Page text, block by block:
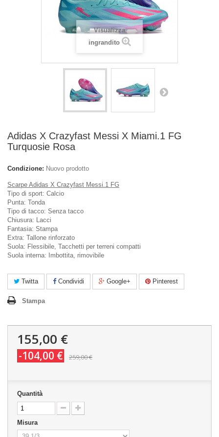
Visualizza
ingrandito
Adidas X Crazyfast Messi X Miami.1 FG
Turquosie Rosa
Condizione: Nuovo prodotto
Scarpe Adidas X Crazyfast Messi.1 FG
Tipo di sport: Calcio
Punta: Tonda
Tipo di tacco: Senza tacco
Chiusura: Lacci
Fantasia: Stampa
Extra: Tallone rinforzato
Suola: Flessibile, Tacchetti per terreni compatti
Suola interna: Imbottita, rimovibile
Twitta Condividi Google+ Pinterest
Stampa
155,00 €
-104,00 € 259,00 €
Quantità
Misura